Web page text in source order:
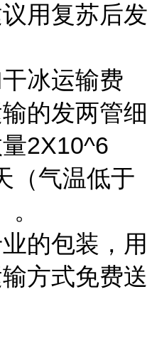
用复苏后发
冰运输费
的发两管细
2X10^6
（气温低于
的包装，用
方式免费送